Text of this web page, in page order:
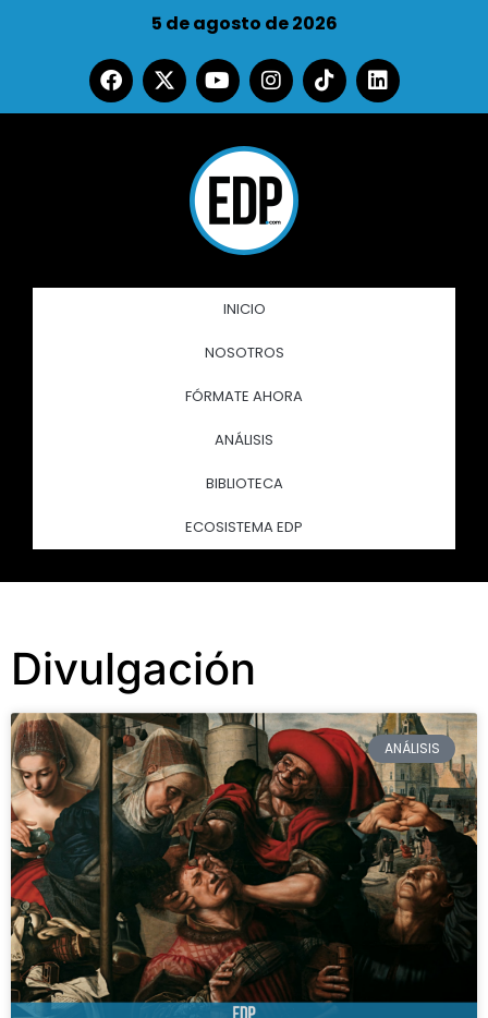
5 de agosto de 2026
INICIO
NOSOTROS
FÓRMATE AHORA
ANÁLISIS
BIBLIOTECA
ECOSISTEMA EDP
Divulgación
ANÁLISIS